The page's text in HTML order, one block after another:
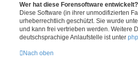
Wer hat diese Forensoftware entwickelt?
Diese Software (in ihrer unmodifizierten
urheberrechtlich geschützt. Sie wurde
und kann frei vertrieben werden. Weitere
deutschsprachige Anlaufstelle ist unter
Nach oben